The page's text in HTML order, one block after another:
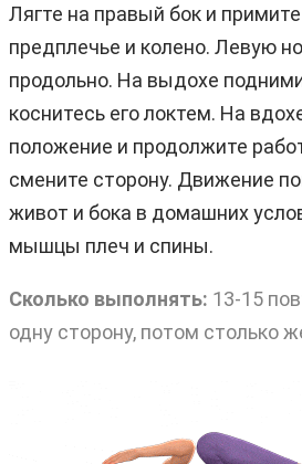
Лягте на правый бок и
предплечье и колено. Левую
продольно. На выдохе
коснитесь его локтем. На
положение и продолжите
смените сторону. Движение
живот и бока в домашних
мышцы плеч и спины.
Сколько выполнять: 13-15
одну сторону, потом столько